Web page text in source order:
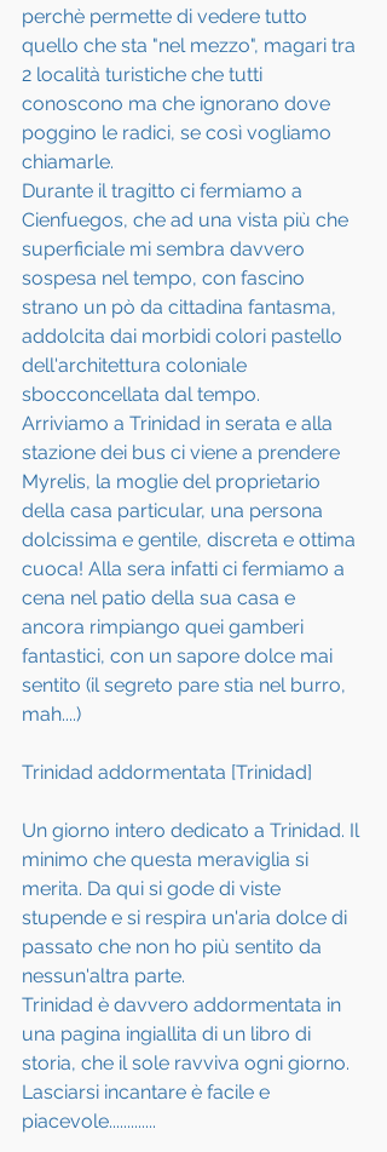
perchè permette di vedere tutto
quello che sta "nel mezzo", magari tra
2 località turistiche che tutti
conoscono ma che ignorano dove
poggino le radici, se così vogliamo
chiamarle.
Durante il tragitto ci fermiamo a
Cienfuegos, che ad una vista più che
superficiale mi sembra davvero
sospesa nel tempo, con fascino
strano un pò da cittadina fantasma,
addolcita dai morbidi colori pastello
dell'architettura coloniale
sbocconcellata dal tempo.
Arriviamo a Trinidad in serata e alla
stazione dei bus ci viene a prendere
Myrelis, la moglie del proprietario
della casa particular, una persona
dolcissima e gentile, discreta e ottima
cuoca! Alla sera infatti ci fermiamo a
cena nel patio della sua casa e
ancora rimpiango quei gamberi
fantastici, con un sapore dolce mai
sentito (il segreto pare stia nel burro,
mah....)
Trinidad addormentata [Trinidad]
Un giorno intero dedicato a Trinidad. Il
minimo che questa meraviglia si
merita. Da qui si gode di viste
stupende e si respira un'aria dolce di
passato che non ho più sentito da
nessun'altra parte.
Trinidad è davvero addormentata in
una pagina ingiallita di un libro di
storia, che il sole ravviva ogni giorno.
Lasciarsi incantare è facile e
piacevole.............